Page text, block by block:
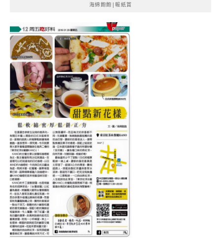
海綿飽飽|報紙賞